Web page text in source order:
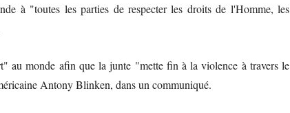
à "toutes les parties de respecter les droits de l'Homme, les
au monde afin que la junte "mette fin à la violence à travers le
Antony Blinken, dans un communiqué.